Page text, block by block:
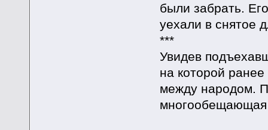
были забрать.
уехали в снятое
***
Увидев
на которой
между народом.
многообещающая